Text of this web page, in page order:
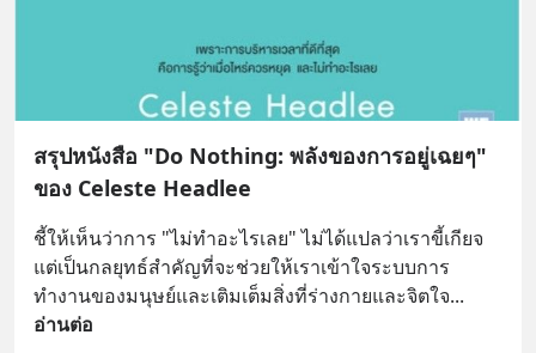
สรุปหนังสือ "Do Nothing: พลังของการอยู่เฉยๆ"
ของ Celeste Headlee
ชี้ให้เห็นว่าการ "ไม่ทำอะไรเลย" ไม่ได้แปลว่าเราขี้เกียจ
แต่เป็นกลยุทธ์สำคัญที่จะช่วยให้เราเข้าใจระบบการ
ทำงานของมนุษย์และเติมเต็มสิ่งที่ร่างกายและจิตใจ
อ่านต่อ